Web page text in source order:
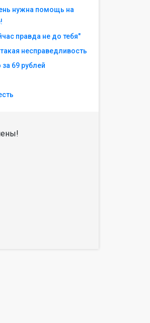
нужна помощь на
правда не до тебя"
несправедливость
69 рублей